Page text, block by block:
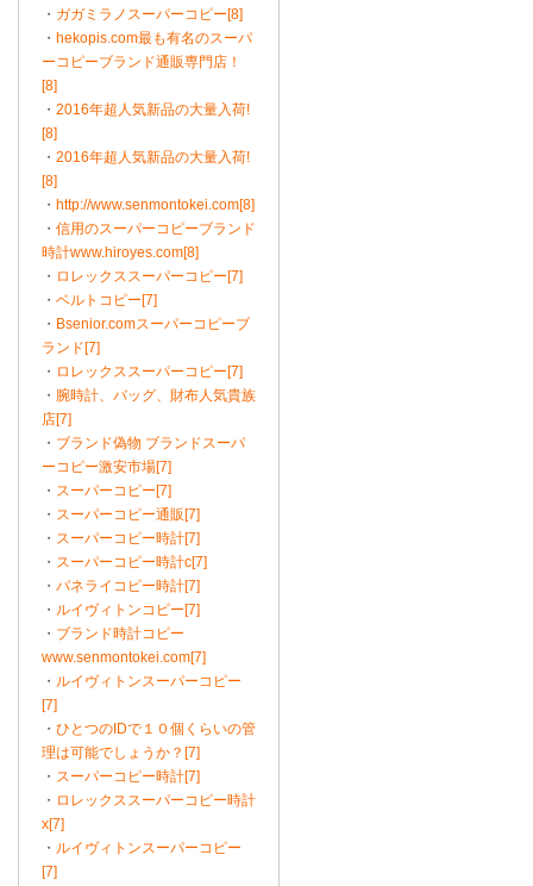
・ ガガミラノスーパーコピー[8]
・ hekopis.com最も有名のスーパ
ーコピーブランド通販専門店！
[8]
・ 2016年超人気新品の大量入荷!
[8]
・ 2016年超人気新品の大量入荷!
[8]
・ http://www.senmontokei.com[8]
・ 信用のスーパーコピーブランド
時計www.hiroyes.com[8]
・ ロレックススーパーコピー[7]
・ ベルトコピー[7]
・ Bsenior.comスーパーコピーブ
ランド[7]
・ ロレックススーパーコピー[7]
・ 腕時計、バッグ、財布人気貴族
店[7]
・ ブランド偽物 ブランドスーパ
ーコピー激安市場[7]
・ スーパーコピー[7]
・ スーパーコピー通販[7]
・ スーパーコピー時計[7]
・ スーパーコピー時計c[7]
・ パネライコピー時計[7]
・ ルイヴィトンコピー[7]
・ ブランド時計コピー
www.senmontokei.com[7]
・ ルイヴィトンスーパーコピー
[7]
・ ひとつのIDで１０個くらいの管
理は可能でしょうか？[7]
・ スーパーコピー時計[7]
・ ロレックススーパーコピー時計
x[7]
・ ルイヴィトンスーパーコピー
[7]